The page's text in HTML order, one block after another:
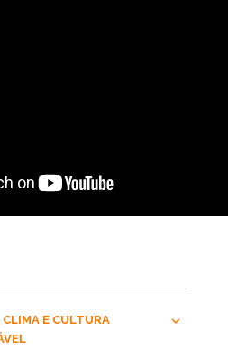
E CULTURA